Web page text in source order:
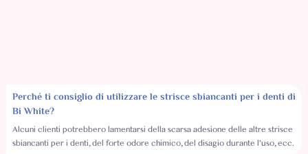
Perché ti consiglio di utilizzare le strisce sbiancanti per i denti di
Bi White?
Alcuni clienti potrebbero lamentarsi della scarsa adesione delle altre strisce
sbiancanti per i denti, del forte odore chimico, del disagio durante l'uso, ecc.